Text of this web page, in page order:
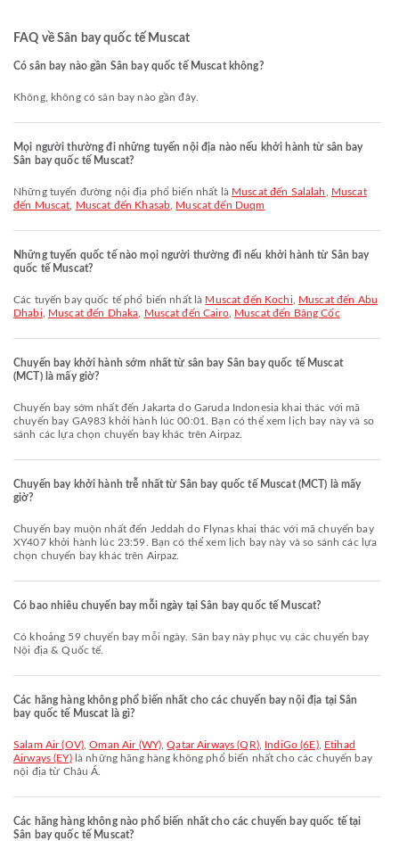
FAQ về Sân bay quốc tế Muscat
Có sân bay nào gần Sân bay quốc tế Muscat không?
Không, không có sân bay nào gần đây.
Mọi người thường đi những tuyến nội địa nào nếu khởi hành từ sân bay
Sân bay quốc tế Muscat?
Những tuyến đường nội địa phổ biến nhất là Muscat đến Salalah
Muscat
đến Muscat
Muscat đến Khasab Muscat đến Duqm
Những tuyến quốc tế nào mọi người thường đi nếu khởi hành từ Sân bay
quốc tế Muscat?
Các tuyến bay quốc tế phổ biến nhất là Muscat đến Kochi
Muscat đến Abu
Dhabi
Muscat đến Dhaka Muscat đến Cairo, Muscat đến Băng Cốc
Chuyến bay khởi hành sớm nhất từ sân bay Sân bay quốc tế Muscat
(MCT) là mấy giờ?
Chuyến bay sớm nhất đến Jakarta do Garuda Indonesia khai thác với mã
chuyến bay GA983 khởi hành lúc 00:01. Bạn có thể xem lịch bay này và so
sánh các lựa chọn chuyến bay khác trên Airpaz.
Chuyến bay khởi hành trễ nhất từ Sân bay quốc tế Muscat (MCT) là mấy
giờ?
Chuyến bay muộn nhất đến Jeddah do Flynas khai thác với mã chuyến bay
XY407 khởi hành lúc 23:59. Bạn có thể xem lịch bay này và so sánh các lựa
chọn chuyến bay khác trên Airpaz.
Có bao nhiêu chuyến bay mỗi ngày tại Sân bay quốc tế Muscat?
Có khoảng 59 chuyến bay mỗi ngày. Sân bay này phục vụ các chuyến bay
Nội địa & Quốc tế.
Các hãng hàng không phổ biến nhất cho các chuyến bay nội địa tại Sân
bay quốc tế Muscat là gì?
Salam Air (OV),Oman Air (WY) ,Qatar Airways (QR), IndiGo (6E), Etihad
Airways (EY)là những hãng hàng không phổ biến nhất cho các chuyến bay
nội địa từ Châu Á.
Các hãng hàng không nào phổ biến nhất cho các chuyến bay quốc tế tại
Sân bay quốc tế Muscat?